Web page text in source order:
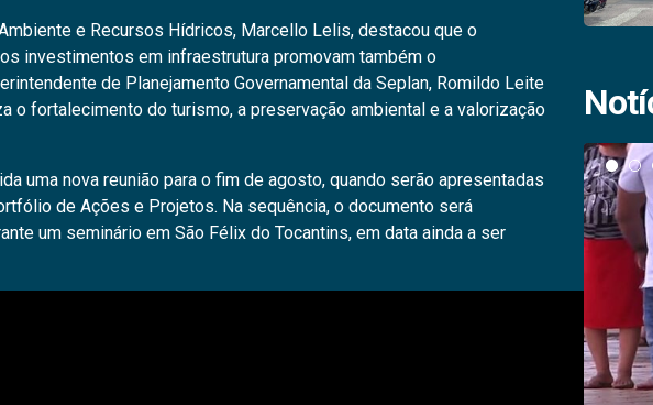
e Recursos Hídricos, Marcello Lelis, destacou que o
investimentos em infraestrutura promovam também o
de Planejamento Governamental da Seplan, Romildo Leite
o fortalecimento do turismo, a preservação ambiental e a valorização
uma nova reunião para o fim de agosto, quando serão apresentadas
de Ações e Projetos. Na sequência, o documento será
um seminário em São Félix do Tocantins, em data ainda a ser